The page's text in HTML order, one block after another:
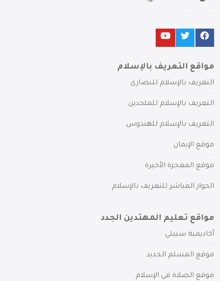
مواقع التعريف بالإسلام
التعريف بالإسلام للنصارى
التعريف بالإسلام للملحدين
التعريف بالإسلام للهندوس
موقع الإيمان
موقع المعجزة الأخيرة
الحوار المباشر للتعريف بالإسلام
مواقع تعليم المهتدين الجدد
أكاديمية سبيلي
موقع المسلم الجديد
موقع الصلاة في الإسلام